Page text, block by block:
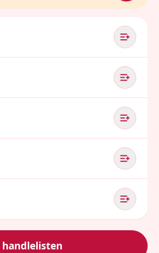
handlelisten